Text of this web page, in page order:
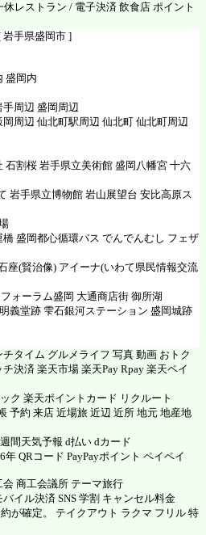
レストラン / 電子決済 飲食店 ポイント
岩手県盛岡市 ]
盛岡内
周辺 盛岡周辺
周辺 仙北町駅周辺 仙北町 仙北町周辺
石割桜 岩手県立美術館 盛岡八幡宮 十六
岩手県立博物館 岩山展望台 安比高原ス
盛岡都心循環バス でんでんむし フェザ
座(賢治像) アイーナ(いわて県民情報交流
ォーラム盛岡 大通商店街 御所湖
義堂跡 雫石銀河ステーション 盛岡城跡
タイム グルメライフ 写真 動画 おトク
決済 楽天市場 楽天Pay Rpay 楽天ペイ
ク 楽天ポイントカード リクルート
予約 来店 近場旅 近辺 近所 地元 地産地
間天気予報 d払い dカード
QRコード PayPayポイント ペイペイ
商工会議所 テーマ旅行
イル決済 SNS 学割 キャンセル料金
が確定。 テイクアウト ラクマ フリル 特